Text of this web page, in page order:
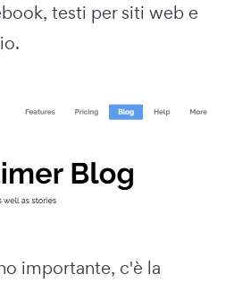
testi per siti web e
importante, c'è la